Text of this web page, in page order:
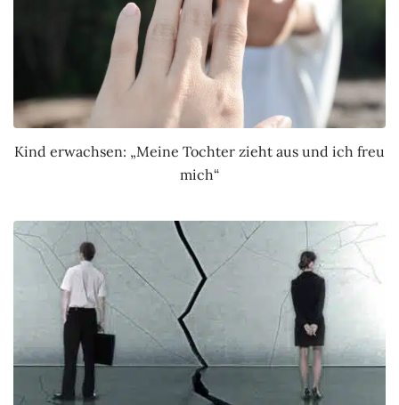
Kind erwachsen: „Meine Tochter zieht aus und ich freu
mich“